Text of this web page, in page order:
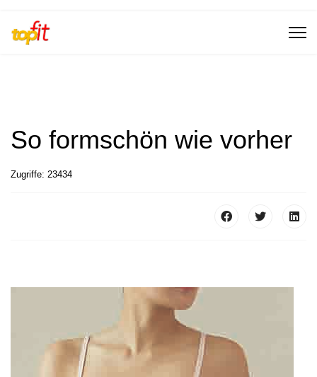
So formschön wie vorher
Zugriffe: 23434